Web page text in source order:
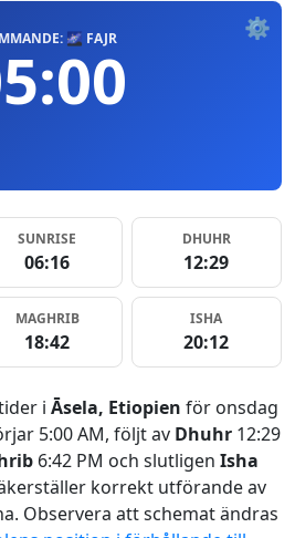
⚙️
🌌 FAJR
SUNRISE
06:16
DHUHR
12:29
MAGHRIB
18:42
ISHA
20:12
i Āsela, Etiopien för onsdag
5:00 AM, följt av Dhuhr 12:29
6:42 PM och slutligen Isha
korrekt utförande av
Observera att schemat ändras